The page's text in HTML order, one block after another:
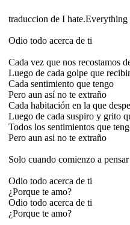
traduccion de I hate.Everything
Odio todo acerca de ti
Cada vez que nos recostamos
Luego de cada golpe que
Cada sentimiento que tengo
Pero aun así no te extraño
Cada habitación en la que
Luego de cada suspiro y grito
Todos los sentimientos que
Pero aun asi no te extraño
Solo cuando comienzo a
Odio todo acerca de ti
¿Porque te amo?
Odio todo acerca de ti
¿Porque te amo?